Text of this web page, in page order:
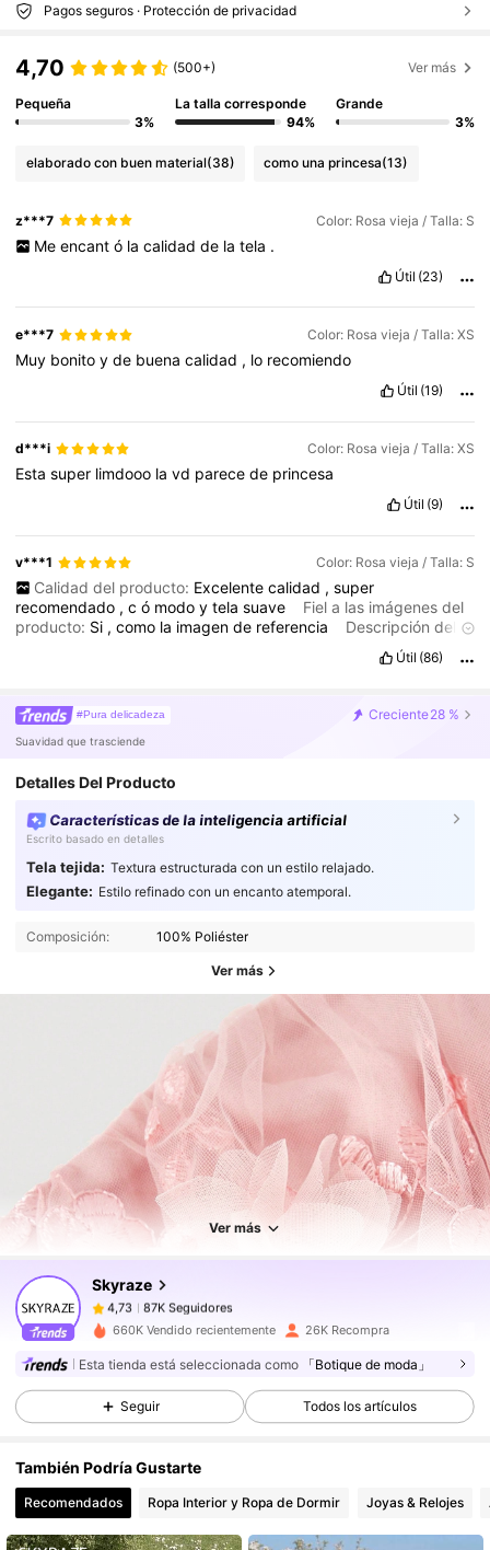
Pagos seguros · Protección de privacidad
4,70 (500+) Ver más
Pequeña
3%
La talla corresponde
94%
Grande
3%
elaborado con buen material(38) como una princesa(13)
z***7 Color: Rosa vieja / Talla: S
Me encant ó la calidad de la tela .
Útil (23)
e***7 Color: Rosa vieja / Talla: XS
Muy bonitoyde buenacalidad , lo recomiendo
Útil (19)
d***i Color: Rosa vieja / Talla: XS
Estasuper limdooo lavd parecede princesa
Útil (9)
v***1 Color: Rosa vieja / Talla: S
Calidad del producto: Excelente calidad , super
recomendado ,có modoytelasuave
Fiel a las imágenes del
producto: Si ,como la imagende referencia
Descripción del
Útil (86)
#Pura delicadeza Creciente28 %
Suavidad que trasciende
Detalles Del Producto
Características de la inteligencia artificial
Escrito basado en detalles
Tela tejida: Textura estructurada con un estilo relajado.
Elegante: Estilo refinado con un encanto atemporal.
Composición: 100% Poliéster
Ver más
Ver más
Skyraze
4,73 87K Seguidores
4,73 87K Seguidores
4,73
87K Seguidores
v***a
Hace 1 día
4,73 87K Seguidores
4,73
660K Vendido recientemente 26K Recompra
Esta tienda está seleccionada como 「Botique de moda」
Seguir Todos los artículos
También Podría Gustarte
Recomendados Ropa Interior y Ropa de Dormir Joyas & Relojes